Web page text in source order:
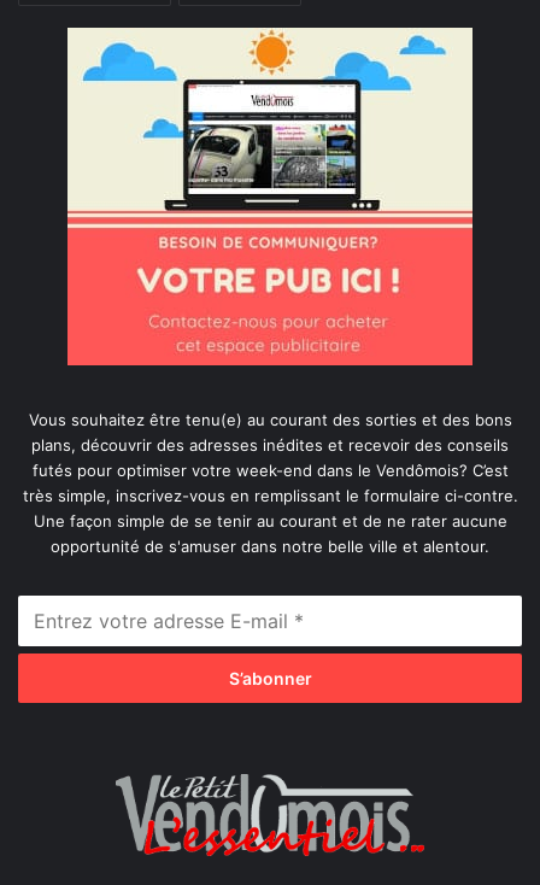
Vous souhaitez être tenu(e) au courant des sorties et des bons
plans, découvrir des adresses inédites et recevoir des conseils
futés pour optimiser votre week-end dans le Vendômois? C’est
très simple, inscrivez-vous en remplissant le formulaire ci-contre.
Une façon simple de se tenir au courant et de ne rater aucune
opportunité de s'amuser dans notre belle ville et alentour.